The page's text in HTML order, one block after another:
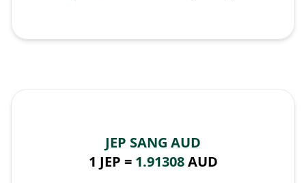
JEP SANG AUD
1 JEP = 1.91308AUD